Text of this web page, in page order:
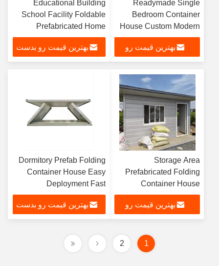
Readymade Single
Bedroom Container
House Custom Modern
Tiny Container Homes
بهترین قیمت رو
Educational Building
School Facility Foldable
Prefabricated Home
Custom Available
بهترین قیمت رو بدست
Storage Area
Prefabricated Folding
Container House
Warehouse Easy
Relocation Quick
Assembly
بهترین قیمت رو
Dormitory Prefab Folding
Container House Easy
Deployment Fast
Relocation
بهترین قیمت رو بدست
1
2